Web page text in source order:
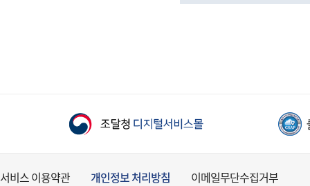
서비스 이용약관 개인정보 처리방침 이메일무단수집거부